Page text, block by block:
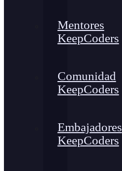
Mentores
KeepCoders
Comunidad
KeepCoders
Embajadores
KeepCoders